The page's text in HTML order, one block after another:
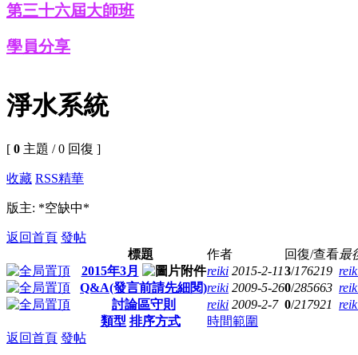
第三十六屆大師班
學員分享
淨水系統
[ 0 主題 / 0 回復 ]
收藏 RSS精華
版主: *空缺中*
返回首頁 發帖
標題
作者 回復/查看最
2015年3月
reiki 2015-2-113/176219
Q&A(發言前請先細閱)reiki 2009-5-260/285663
討論區守則
reiki 2009-2-7 0/217921
類型 排序方式
時間範圍
返回首頁 發帖